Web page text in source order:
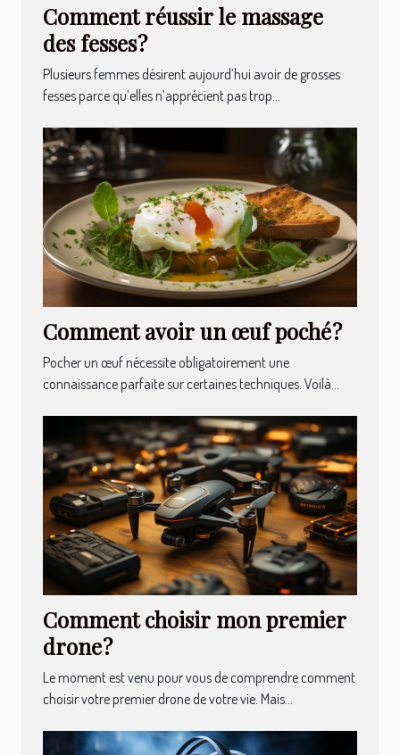
Comment réussir le massage
des fesses ?
Plusieurs femmes désirent aujourd’hui avoir de grosses
fesses parce qu’elles n’apprécient pas trop...
Comment avoir un œuf poché ?
Pocher un œuf nécessite obligatoirement une
connaissance parfaite sur certaines techniques. Voilà...
Comment choisir mon premier
drone ?
Le moment est venu pour vous de comprendre comment
choisir votre premier drone de votre vie. Mais...